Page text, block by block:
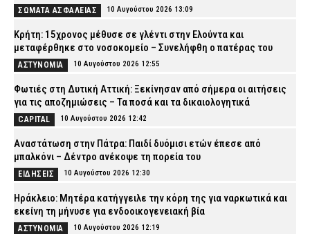
ΣΩΜΑΤΑ ΑΣΦΑΛΕΙΑΣ 10 Αυγούστου 2026 13:09
Κρήτη: 15χρονος μέθυσε σε γλέντι στην Ελούντα και
μεταφέρθηκε στο νοσοκομείο – Συνελήφθη ο πατέρας του
ΑΣΤΥΝΟΜΙΑ 10 Αυγούστου 2026 12:55
Φωτιές στη Δυτική Αττική: Ξεκίνησαν από σήμερα οι αιτήσεις
για τις αποζημιώσεις – Τα ποσά και τα δικαιολογητικά
CAPITAL 10 Αυγούστου 2026 12:42
Αναστάτωση στην Πάτρα: Παιδί δυόμισι ετών έπεσε από
μπαλκόνι – Δέντρο ανέκοψε τη πορεία του
ΕΙΔΗΣΕΙΣ 10 Αυγούστου 2026 12:30
Ηράκλειο: Μητέρα κατήγγειλε την κόρη της για ναρκωτικά και
εκείνη τη μήνυσε για ενδοοικογενειακή βία
ΑΣΤΥΝΟΜΙΑ 10 Αυγούστου 2026 12:19